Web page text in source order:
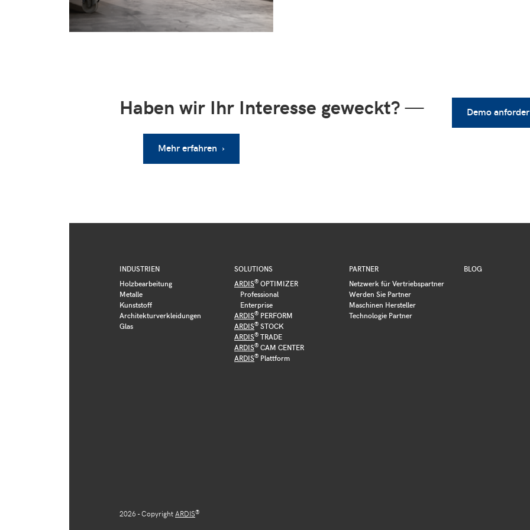
Haben wir Ihr Interesse geweckt?— Demo
Mehr erfahren ›
INDUSTRIEN
Holzbearbeitung
Metalle
Kunststoff
Architekturverkleidungen
Glas
SOLUTIONS
ARDIS® OPTIMIZER
Professional
Enterprise
ARDIS® PERFORM
ARDIS® STOCK
ARDIS® TRADE
ARDIS® CAM CENTER
ARDIS® Plattform
PARTNER
Netzwerk für Vertriebspartner
Werden Sie Partner
Maschinen Hersteller
Technologie Partner
BLOG
2026 - Copyright ARDIS®